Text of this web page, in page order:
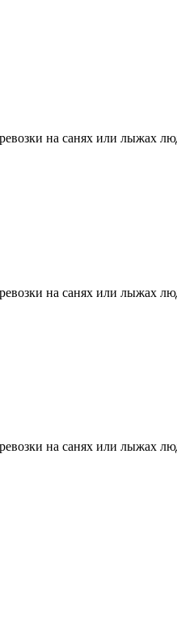
на санях или лыжах
на санях или лыжах
на санях или лыжах